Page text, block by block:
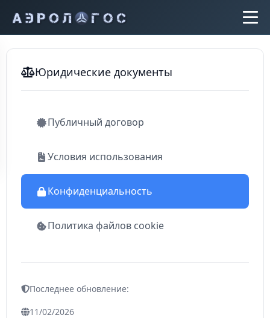
Юридические документы
Публичный договор
Условия использования
Конфиденциальность
Политика файлов cookie
Последнее обновление:
11/02/2026